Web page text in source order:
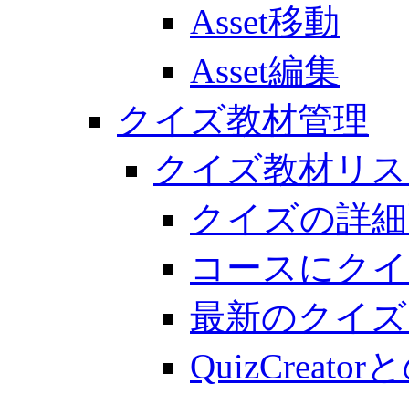
Asset移動
Asset編集
クイズ教材管理
クイズ教材リ
クイズの詳
コースにク
最新のクイ
QuizCreator